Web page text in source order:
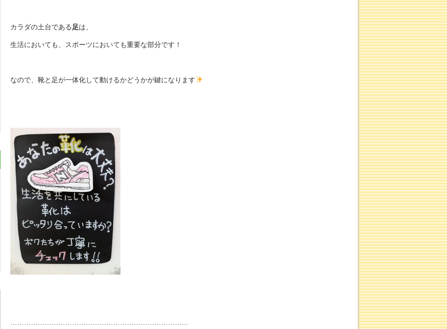
カラダの土台である 足は、
生活においても、スポーツにおいても重要な部分です！
なので、靴と足が一体化して動けるかどうかが鍵になります